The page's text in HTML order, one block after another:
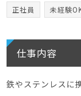
正社員 未経験
仕事内容
鉄やステンレスに